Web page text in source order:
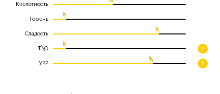
Кислотность
Горечь
Сладость
Т\О ?
УРР ?